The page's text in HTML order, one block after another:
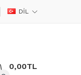
DIL
0,00TL